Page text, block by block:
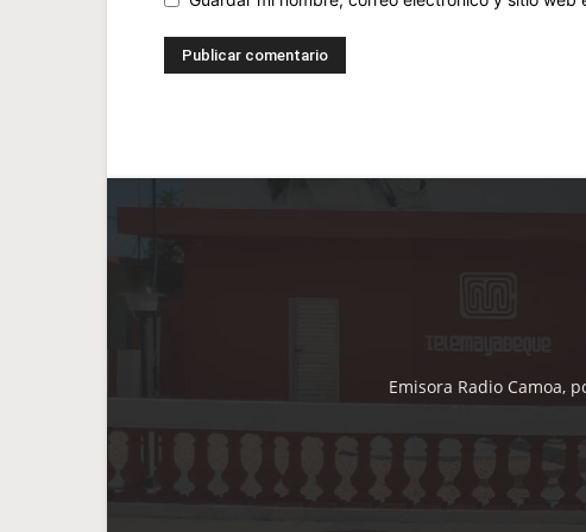
Emisora Radio Camoa,